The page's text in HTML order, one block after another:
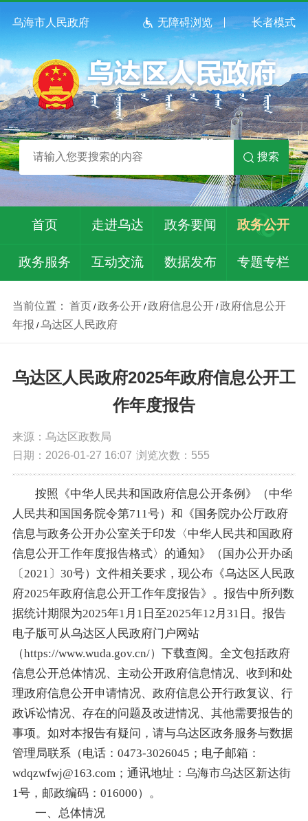
乌海市人民政府 无障碍浏览 长者模式
搜索
首页 走进乌达 政务要闻 政务公开
政务服务 互动交流 数据发布 专题专栏
当前位置： 首页 /政务公开/政府信息公开/政府信息公开
年报 /乌达区人民政府
乌达区人民政府2025年政府信息公开工
作年度报告
来源：乌达区政数局
日期：2026-01-27 16:07 浏览次数： 555
按照《中华人民共和国政府信息公开条例》（中华
人民共和国国务院令第711号）和《国务院办公厅政府
信息与政务公开办公室关于印发〈中华人民共和国政府
信息公开工作年度报告格式〉的通知》（国办公开办函
〔2021〕30号）文件相关要求，现公布《乌达区人民政
府2025年政府信息公开工作年度报告》。报告中所列数
据统计期限为2025年1月1日至2025年12月31日。报告
电子版可从乌达区人民政府门户网站
（https://www.wuda.gov.cn/）下载查阅。全文包括政府
信息公开总体情况、主动公开政府信息情况、收到和处
理政府信息公开申请情况、政府信息公开行政复议、行
政诉讼情况、存在的问题及改进情况、其他需要报告的
事项。如对本报告有疑问，请与乌达区政务服务与数据
管理局联系（电话：0473-3026045；电子邮箱：
wdqzwfwj@163.com；通讯地址：乌海市乌达区新达街
1号，邮政编码：016000）。
一、总体情况